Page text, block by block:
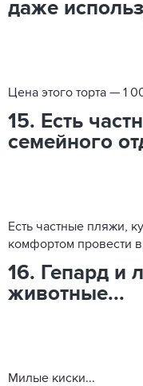
даже
Цена этого торта — 1
15. Есть
семейного
Есть частные пляжи,
комфортом провести
16. Гепард и
животные...
Милые киски...